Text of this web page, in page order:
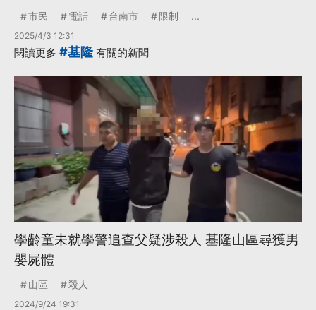
市民 電話 台南市 限制 ...
2025/4/3 12:31
閱讀更多 #基隆 有關的新聞
學齡童未就學警追查父疑涉殺人 基隆山區尋獲男
嬰屍體
山區 殺人
2024/9/24 19:31